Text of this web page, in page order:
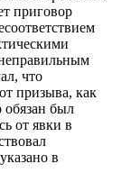
приговор
что
призыва, как
обязан был
от явки в
в